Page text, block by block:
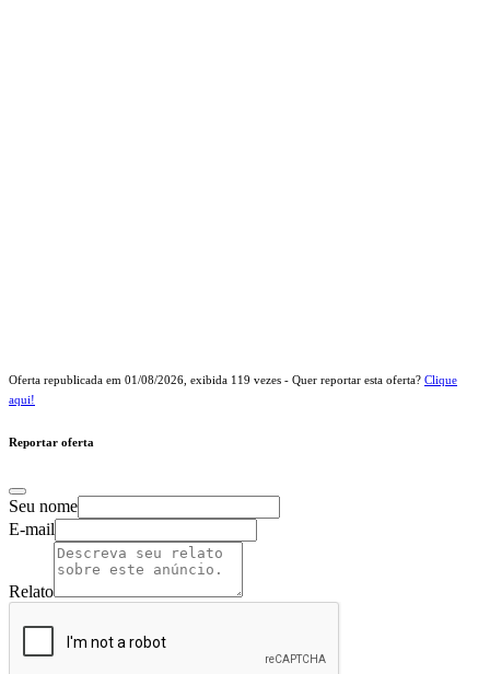
Oferta republicada em 01/08/2026 , exibida 119 vezes - Quer reportar esta oferta? Clique
aqui!
Reportar oferta
Seu nome
E-mail
Relato